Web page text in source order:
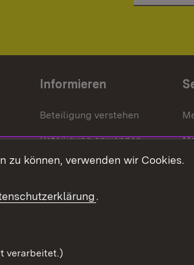
Informieren
Beteiligung verstehen
Beteiligung anwenden
Beteiligung stärken
zu können, verwenden wir Cookies.
.
verarbeitet.)